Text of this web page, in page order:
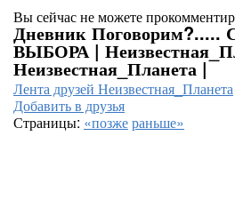
Вы сейчас не можете
Дневник
ВЫБОРА |
Неизвестная_Планета |
Лента друзей Неизвестная_Планета
Добавить в друзья
Страницы: «позжераньше»